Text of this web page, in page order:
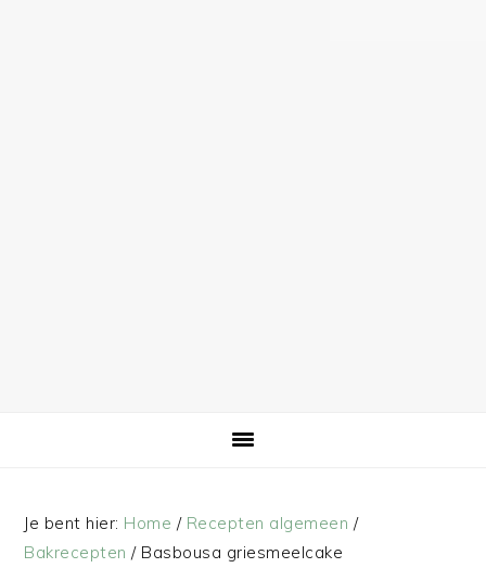
Je bent hier: Home / Recepten algemeen /
Bakrecepten /Basbousa griesmeelcake